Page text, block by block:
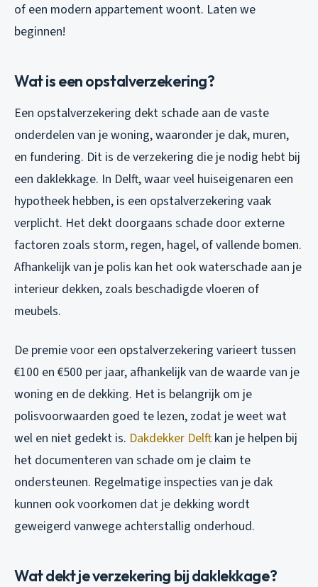
of een modern appartement woont. Laten we
beginnen!
Wat is een opstalverzekering?
Een opstalverzekering dekt schade aan de vaste
onderdelen van je woning, waaronder je dak, muren,
en fundering. Dit is de verzekering die je nodig hebt bij
een daklekkage. In Delft, waar veel huiseigenaren een
hypotheek hebben, is een opstalverzekering vaak
verplicht. Het dekt doorgaans schade door externe
factoren zoals storm, regen, hagel, of vallende bomen.
Afhankelijk van je polis kan het ook waterschade aan je
interieur dekken, zoals beschadigde vloeren of
meubels.
De premie voor een opstalverzekering varieert tussen
€100 en €500 per jaar, afhankelijk van de waarde van je
woning en de dekking. Het is belangrijk om je
polisvoorwaarden goed te lezen, zodat je weet wat
wel en niet gedekt is. Dakdekker Delftkan je helpen bij
het documenteren van schade om je claim te
ondersteunen. Regelmatige inspecties van je dak
kunnen ook voorkomen dat je dekking wordt
geweigerd vanwege achterstallig onderhoud.
Wat dekt je verzekering bij daklekkage?